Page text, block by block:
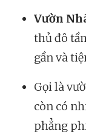
Vườn
thủ đô
gần và
Gọi là
còn có
phẳng